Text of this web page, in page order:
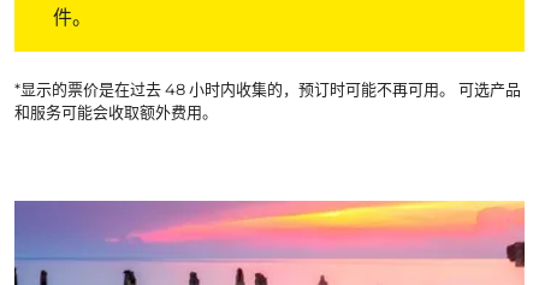
件。
*显示的票价是在过去 48 小时内收集的，预订时可能不再可用。 可选产品
和服务可能会收取额外费用。